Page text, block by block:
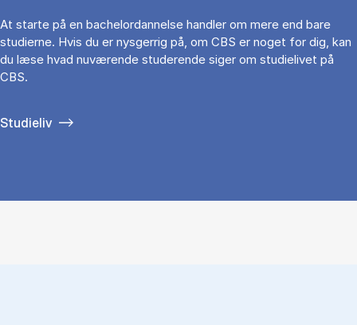
At starte på en bachelordannelse handler om mere end bare
studierne. Hvis du er nysgerrig på, om CBS er noget for dig, kan
du læse hvad nuværende studerende siger om studielivet på
CBS.
Studieliv